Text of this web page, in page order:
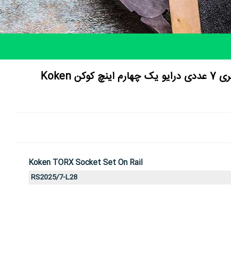
آلن بکس ستاره ای سری 7 عددی درایو یک چهارم اینچ کوکن Koken
Koken TORX Socket Set On Rail
RS2025/7-L28